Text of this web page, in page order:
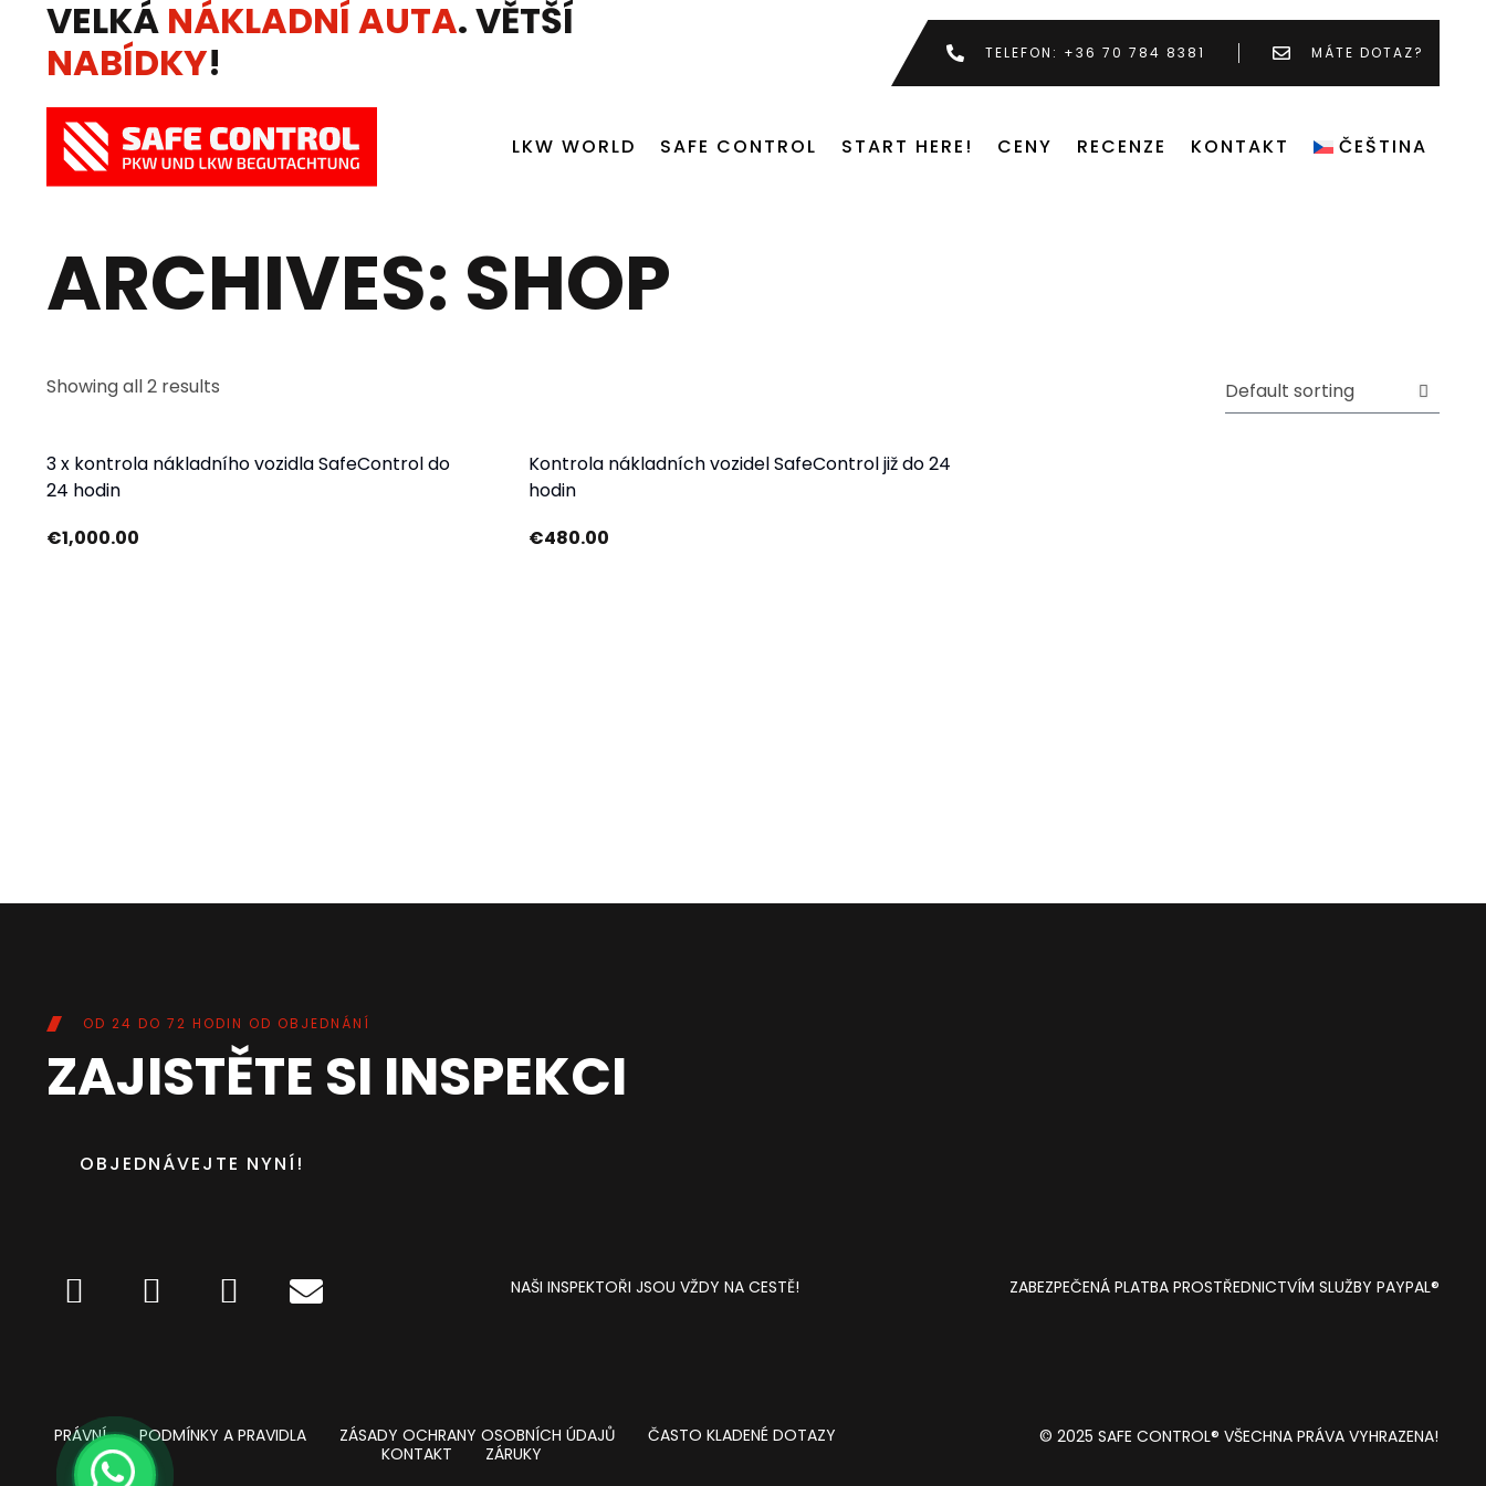
VELKÁ NÁKLADNÍ AUTA. VĚTŠÍ
NABÍDKY! TELEFON: +36 70 784 8381 MÁTE DOTAZ?
LKW WORLD SAFE CONTROL START HERE! CENY RECENZE KONTAKT ČEŠTINA
ARCHIVES: SHOP
Showing all 2 results
3 x kontrola nákladního vozidla SafeControl do
24 hodin
€1,000.00
Kontrola nákladních vozidel SafeControl již do 24
hodin
€480.00
OD 24 DO 72 HODIN OD OBJEDNÁNÍ
ZAJISTĚTE SI INSPEKCI
OBJEDNÁVEJTE NYNÍ!
NAŠI INSPEKTOŘI JSOU VŽDY NA CESTĚ! ZABEZPEČENÁ PLATBA PROSTŘEDNICTVÍM SLUŽBY PAYPAL®
PRÁVNÍ PODMÍNKY A PRAVIDLA ZÁSADY OCHRANY OSOBNÍCH ÚDAJŮ
ČASTO KLADENÉ DOTAZY
KONTAKT
ZÁRUKY
© 2025 SAFE CONTROL® VŠECHNA PRÁVA VYHRAZENA!